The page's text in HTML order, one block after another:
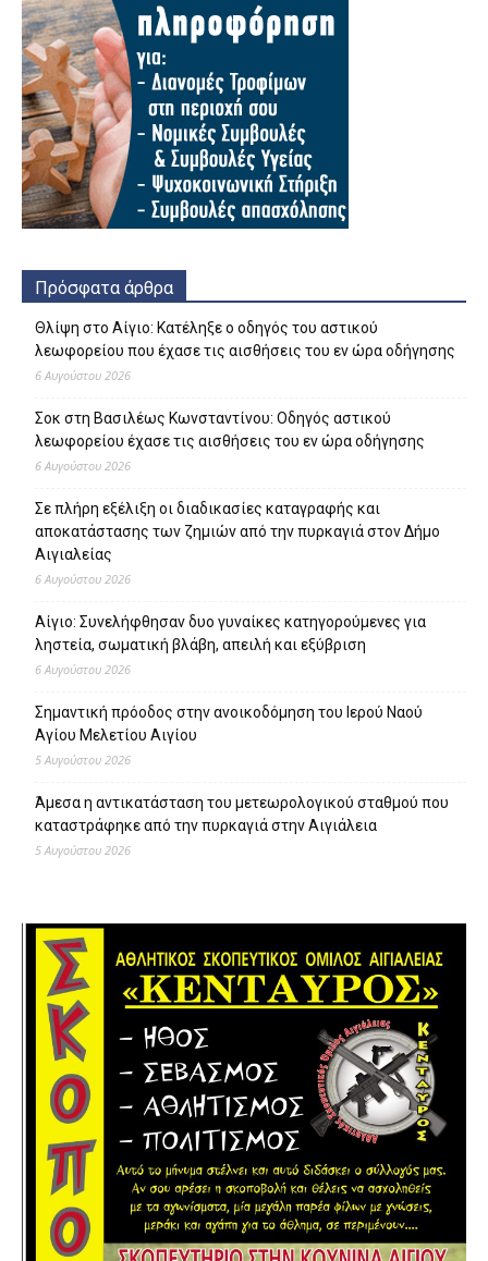
Πρόσφατα άρθρα
Θλίψη στο Αίγιο: Κατέληξε ο οδηγός του αστικού
λεωφορείου που έχασε τις αισθήσεις του εν ώρα οδήγησης
6 Αυγούστου 2026
Σοκ στη Βασιλέως Κωνσταντίνου: Οδηγός αστικού
λεωφορείου έχασε τις αισθήσεις του εν ώρα οδήγησης
6 Αυγούστου 2026
Σε πλήρη εξέλιξη οι διαδικασίες καταγραφής και
αποκατάστασης των ζημιών από την πυρκαγιά στον Δήμο
Αιγιαλείας
6 Αυγούστου 2026
Αίγιο: Συνελήφθησαν δυο γυναίκες κατηγορούμενες για
ληστεία, σωματική βλάβη, απειλή και εξύβριση
6 Αυγούστου 2026
Σημαντική πρόοδος στην ανοικοδόμηση του Ιερού Ναού
Αγίου Μελετίου Αιγίου
5 Αυγούστου 2026
Άμεσα η αντικατάσταση του μετεωρολογικού σταθμού που
καταστράφηκε από την πυρκαγιά στην Αιγιάλεια
5 Αυγούστου 2026